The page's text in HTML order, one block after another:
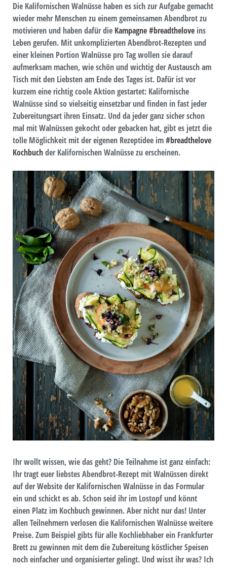
Die Kalifornischen Walnüsse haben es sich zur Aufgabe gemacht
wieder mehr Menschen zu einem gemeinsamen Abendbrot zu
motivieren und haben dafür die Kampagne #breadthelove ins
Leben gerufen. Mit unkomplizierten Abendbrot-Rezepten und
einer kleinen Portion Walnüsse pro Tag wollen sie darauf
aufmerksam machen, wie schön und wichtig der Austausch am
Tisch mit den Liebsten am Ende des Tages ist. Dafür ist vor
kurzem eine richtig coole Aktion gestartet: Kalifornische
Walnüsse sind so vielseitig einsetzbar und finden in fast jeder
Zubereitungsart ihren Einsatz. Und da jeder ganz sicher schon
mal mit Walnüssen gekocht oder gebacken hat, gibt es jetzt die
tolle Möglichkeit mit der eigenen Rezeptidee im#breadthelove
Kochbuchder Kalifornischen Walnüsse zu erscheinen.
Ihr wollt wissen, wie das geht? Die Teilnahme ist ganz einfach:
Ihr tragt euer liebstes Abendbrot-Rezept mit Walnüssen direkt
auf der Website der Kalifornischen Walnüsse in das Formular
ein und schickt es ab. Schon seid ihr im Lostopf und könnt
einen Platz im Kochbuch gewinnen. Aber nicht nur das! Unter
allen Teilnehmern verlosen die Kalifornischen Walnüsse weitere
Preise. Zum Beispiel gibts für alle Kochliebhaber ein Frankfurter
Brett zu gewinnen mit dem die Zubereitung köstlicher Speisen
noch einfacher und organisierter gelingt. Und wisst ihr was? Ich